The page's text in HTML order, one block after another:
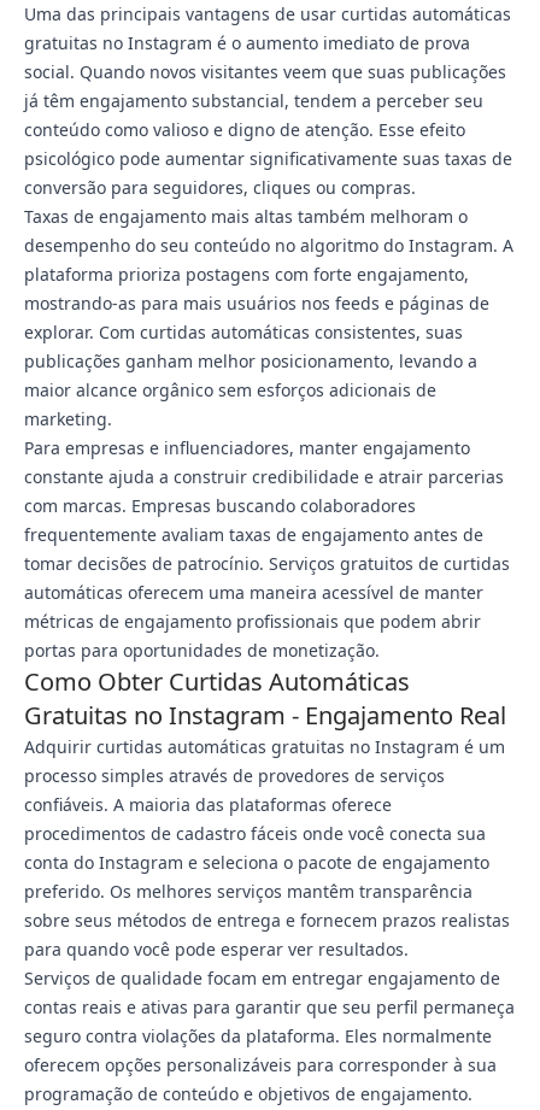
Uma das principais vantagens de usar curtidas automáticas
gratuitas no Instagram é o aumento imediato de prova
social. Quando novos visitantes veem que suas publicações
já têm engajamento substancial, tendem a perceber seu
conteúdo como valioso e digno de atenção. Esse efeito
psicológico pode aumentar significativamente suas taxas de
conversão para seguidores, cliques ou compras.
Taxas de engajamento mais altas também melhoram o
desempenho do seu conteúdo no algoritmo do Instagram. A
plataforma prioriza postagens com forte engajamento,
mostrando-as para mais usuários nos feeds e páginas de
explorar. Com curtidas automáticas consistentes, suas
publicações ganham melhor posicionamento, levando a
maior alcance orgânico sem esforços adicionais de
marketing.
Para empresas e influenciadores, manter engajamento
constante ajuda a construir credibilidade e atrair parcerias
com marcas. Empresas buscando colaboradores
frequentemente avaliam taxas de engajamento antes de
tomar decisões de patrocínio. Serviços gratuitos de curtidas
automáticas oferecem uma maneira acessível de manter
métricas de engajamento profissionais que podem abrir
portas para oportunidades de monetização.
Como Obter Curtidas Automáticas
Gratuitas no Instagram - Engajamento Real
Adquirir curtidas automáticas gratuitas no Instagram é um
processo simples através de provedores de serviços
confiáveis. A maioria das plataformas oferece
procedimentos de cadastro fáceis onde você conecta sua
conta do Instagram e seleciona o pacote de engajamento
preferido. Os melhores serviços mantêm transparência
sobre seus métodos de entrega e fornecem prazos realistas
para quando você pode esperar ver resultados.
Serviços de qualidade focam em entregar engajamento de
contas reais e ativas para garantir que seu perfil permaneça
seguro contra violações da plataforma. Eles normalmente
oferecem opções personalizáveis para corresponder à sua
programação de conteúdo e objetivos de engajamento.